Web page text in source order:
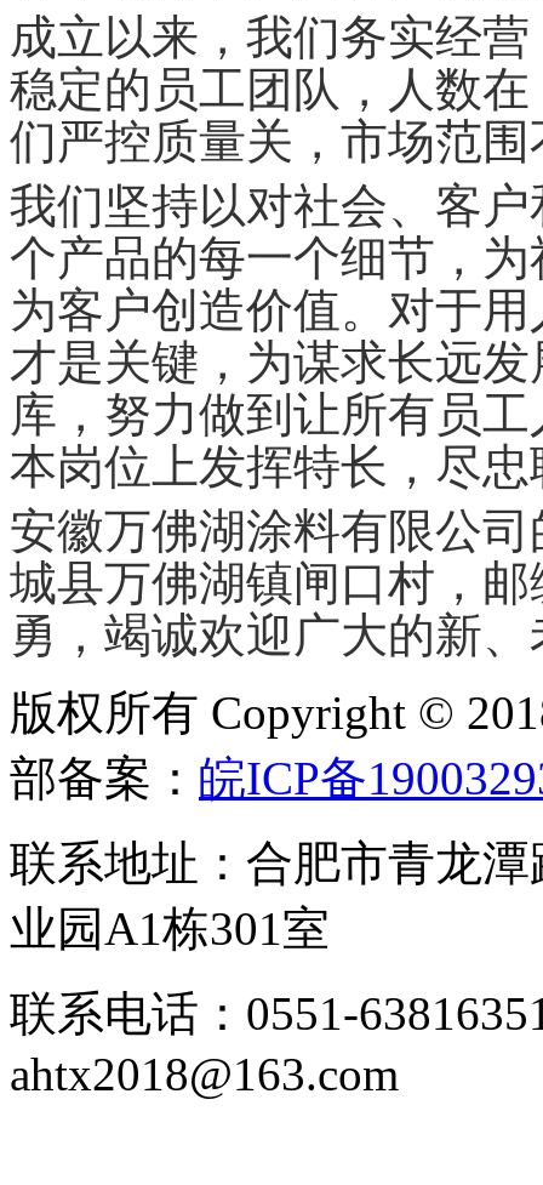
成立以来，我们务实经
稳定的员工团队，人数
们严控质量关，市场范
我们坚持以对社会、客
个产品的每一个细节，
为客户创造价值。对于
才是关键，为谋求长远
库，努力做到让所有员
本岗位上发挥特长，尽忠
安徽万佛湖涂料有限公
城县万佛湖镇闸口村，
勇，竭诚欢迎广大的新
版权所有 Copyright ©
部备案： 皖ICP备
联系地址：合肥市青龙
业园A1栋301室
联系电话：0551-
ahtx2018@163.com